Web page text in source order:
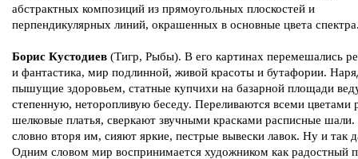
абстрактных композиций из прямоугольных плоскостей и
перпендикулярных линий, окрашенных в основные цвета
Борис Кустодиев (Тигр, Рыбы). В его картинах перемешались
и фантастика, мир подлинной, живой красоты и бутафории.
пышущие здоровьем, статные купчихи на базарной площади
степенную, неторопливую беседу. Переливаются всеми цветами
шелковые платья, сверкают звучными красками расписные шали.
словно вторя им, сияют яркие, пестрые вывески лавок. Ну и так
Одним словом мир воспринимается художником как радостный